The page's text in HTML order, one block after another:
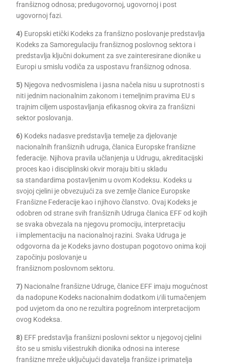
franšiznog odnosa; predugovornoj, ugovornoj i post
ugovornoj fazi.
4) Europski etički Kodeks za franšizno poslovanje predstavlja
Kodeks za Samoregulaciju franšiznog poslovnog sektora i
predstavlja ključni dokument za sve zainteresirane dionike u
Europi u smislu vodiča za uspostavu franšiznog odnosa.
5) Njegova nedvosmislena i jasna načela nisu u suprotnosti s
niti jednim nacionalnim zakonom i temeljnim pravima EU s
trajnim ciljem uspostavljanja efikasnog okvira za franšizni
sektor poslovanja.
6) Kodeks nadasve predstavlja temelje za djelovanje
nacionalnih franšiznih udruga, članica Europske franšizne
federacije. Njihova pravila učlanjenja u Udrugu, akreditacijski
proces kao i disciplinski okvir moraju biti u skladu
sa standardima postavljenim u ovom Kodeksu. Kodeks u
svojoj cjelini je obvezujući za sve zemlje članice Europske
Franšizne Federacije kao i njihovo članstvo. Ovaj Kodeks je
odobren od strane svih franšiznih Udruga članica EFF od kojih
se svaka obvezala na njegovu promociju, interpretaciju
i implementaciju na nacionalnoj razini. Svaka Udruga je
odgovorna da je Kodeks javno dostupan pogotovo onima koji
započinju poslovanje u
franšiznom poslovnom sektoru.
7) Nacionalne franšizne Udruge, članice EFF imaju mogućnost
da nadopune Kodeks nacionalnim dodatkom i/ili tumačenjem
pod uvjetom da ono ne rezultira pogrešnom interpretacijom
ovog Kodeksa.
8) EFF predstavlja franšizni poslovni sektor u njegovoj cjelini
što se u smislu višestrukih dionika odnosi na interese
franšizne mreže uključujući davatelja franšize i primatelja